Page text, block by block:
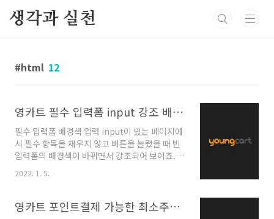
생각과 실천
html 12
영카트 필수 입력폼 input 강조 배경색 변경
필수 입력폼 배경색 입력 input이 있는 페이지에
서 필수 항목을 채우지 않고 버튼을 눌렀을 때 빈
입력폼의 배경색이 바뀌면서 강조되어 보이죠.
강조된 input의 배경색을 수정하고 싶을 때 어떤
파일을 열어야 할까요? 영카트 주문서 작성 페이
눌렀을 때 빈 입력폼을 강조하는 input의
2022. 1. 5.
영카트 포인트결제 가능한 최소주문금액 설정